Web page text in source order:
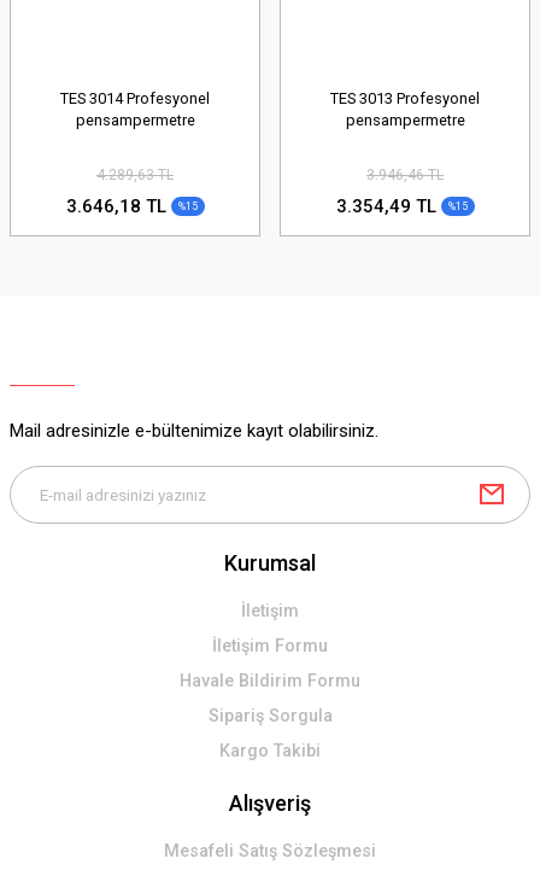
TES 3014 Profesyonel
pensampermetre
4.289,63 TL
3.646,18 TL %15
TES 3013 Profesyonel
pensampermetre
3.946,46 TL
3.354,49 TL %15
Mail adresinizle e-bültenimize kayıt olabilirsiniz.
Kurumsal
İletişim
İletişim Formu
Havale Bildirim Formu
Sipariş Sorgula
Kargo Takibi
Alışveriş
Mesafeli Satış Sözleşmesi